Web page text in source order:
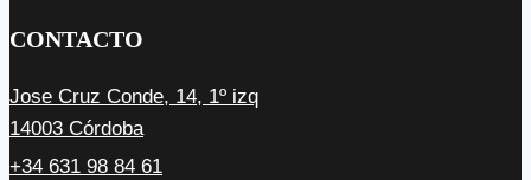
CONTACTO
Jose Cruz Conde, 14, 1º izq
14003 Córdoba
+34 631 98 84 61